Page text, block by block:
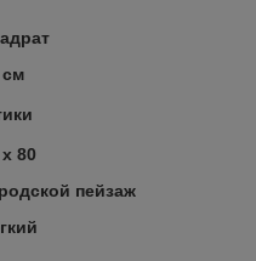
см
80
пейзаж